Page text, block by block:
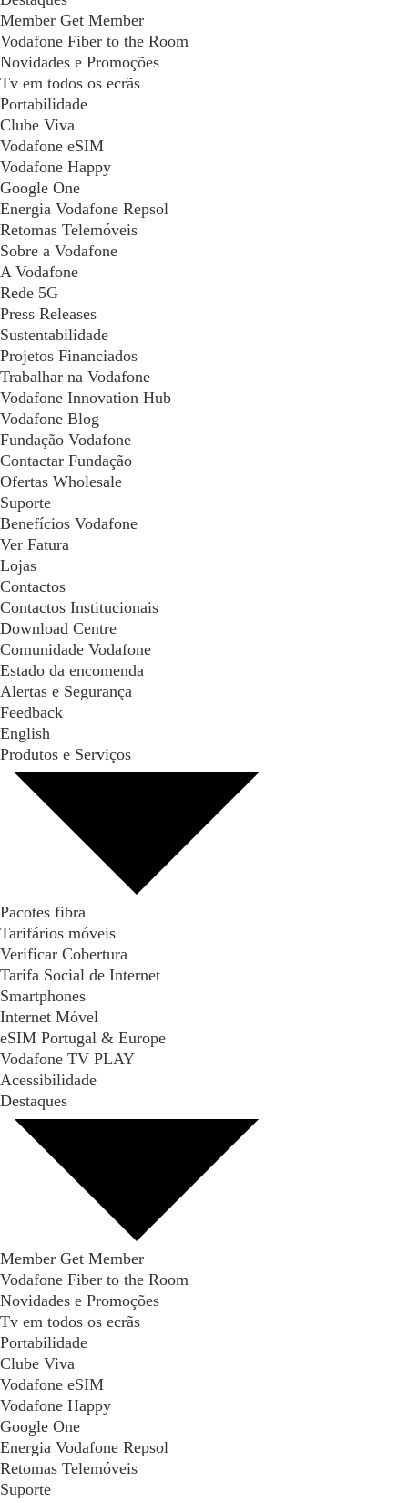
Member Get Member
Vodafone Fiber to the Room
Novidades e Promoções
Tv em todos os ecrãs
Portabilidade
Clube Viva
Vodafone eSIM
Vodafone Happy
Google One
Energia Vodafone Repsol
Retomas Telemóveis
Sobre a Vodafone
A Vodafone
Rede 5G
Press Releases
Sustentabilidade
Projetos Financiados
Trabalhar na Vodafone
Vodafone Innovation Hub
Vodafone Blog
Fundação Vodafone
Contactar Fundação
Ofertas Wholesale
Suporte
Benefícios Vodafone
Ver Fatura
Lojas
Contactos
Contactos Institucionais
Download Centre
Comunidade Vodafone
Estado da encomenda
Alertas e Segurança
Feedback
English
Produtos e Serviços
Pacotes fibra
Tarifários móveis
Verificar Cobertura
Tarifa Social de Internet
Smartphones
Internet Móvel
eSIM Portugal & Europe
Vodafone TV PLAY
Acessibilidade
Destaques
Member Get Member
Vodafone Fiber to the Room
Novidades e Promoções
Tv em todos os ecrãs
Portabilidade
Clube Viva
Vodafone eSIM
Vodafone Happy
Google One
Energia Vodafone Repsol
Retomas Telemóveis
Suporte